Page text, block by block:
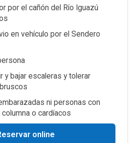
por el cañón del Río Iguazú
en vehículo por el Sendero
y bajar escaleras y tolerar
ni personas con
o cardíacos
online